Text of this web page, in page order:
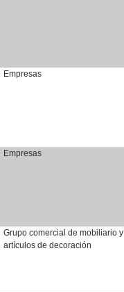
Empresas
Empresas
Grupo comercial de mobiliario y
artículos de decoración